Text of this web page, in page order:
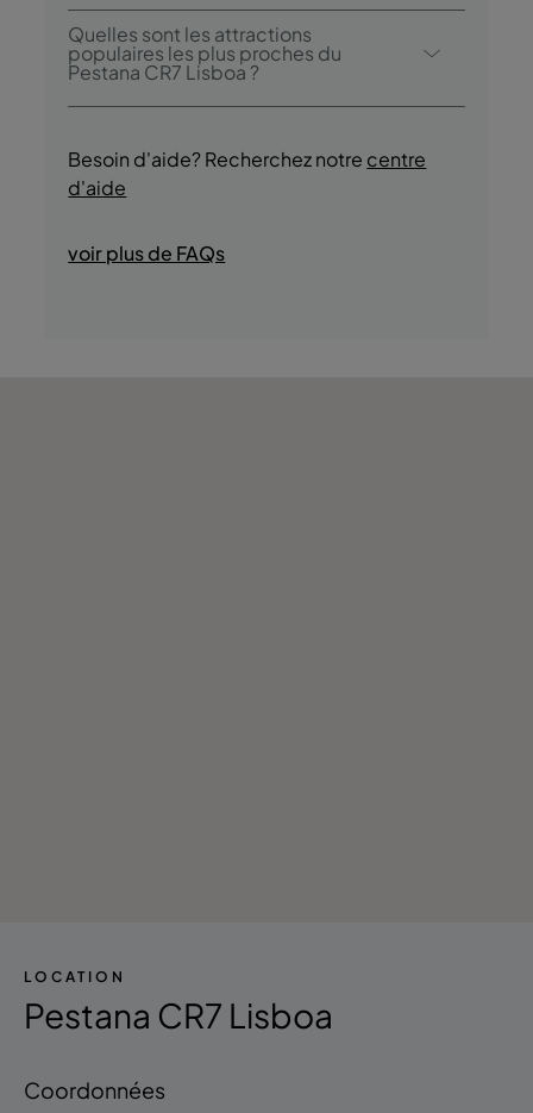
- Gymnase
- Visites guidées culturelles
- Dégustations de produits régionaux
Oui, les clients bénéficient d’un accès au
salle de sport pendant tout leur séjour.
Quelles sont les attractions
populaires les plus proches du
Pestana CR7 Lisboa ?
Castelo de S. Jorge et la Sé Catedral de
Lisboa comptent parmi les attractions
touristiques situées à proximité.
Besoin d'aide? Recherchez notre centre
d'aide
voir plus de FAQs
LOCATION
Pestana CR7 Lisboa
Coordonnées